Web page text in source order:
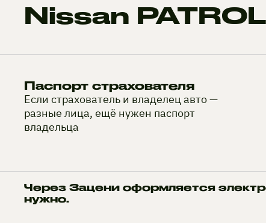
Nissan PATROL
Паспорт страхователя
Если страхователь и владелец авто —
разные лица, ещё нужен паспорт
владельца
Через Зацени оформляется
нужно.